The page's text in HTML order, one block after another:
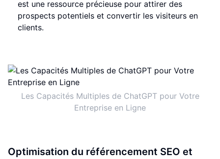
est une ressource précieuse pour attirer des
prospects potentiels et convertir les visiteurs en
clients.
Les Capacités Multiples de ChatGPT pour Votre
Entreprise en Ligne
Optimisation du référencement SEO et